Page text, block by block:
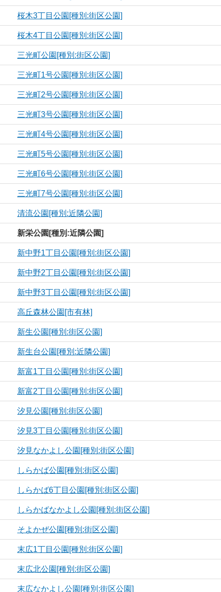
桜木3丁目公園[種別:街区公園]
桜木4丁目公園[種別:街区公園]
三光町公園[種別:街区公園]
三光町1号公園[種別:街区公園]
三光町2号公園[種別:街区公園]
三光町3号公園[種別:街区公園]
三光町4号公園[種別:街区公園]
三光町5号公園[種別:街区公園]
三光町6号公園[種別:街区公園]
三光町7号公園[種別:街区公園]
清流公園[種別:近隣公園]
新栄公園[種別:近隣公園]
新中野1丁目公園[種別:街区公園]
新中野2丁目公園[種別:街区公園]
新中野3丁目公園[種別:街区公園]
高丘森林公園[市有林]
新生公園[種別:街区公園]
新生台公園[種別:近隣公園]
新富1丁目公園[種別:街区公園]
新富2丁目公園[種別:街区公園]
汐見公園[種別:街区公園]
汐見3丁目公園[種別:街区公園]
汐見なかよし公園[種別:街区公園]
しらかば公園[種別:街区公園]
しらかば6丁目公園[種別:街区公園]
しらかばなかよし公園[種別:街区公園]
そよかぜ公園[種別:街区公園]
末広1丁目公園[種別:街区公園]
末広北公園[種別:街区公園]
末広なかよし公園[種別:街区公園]